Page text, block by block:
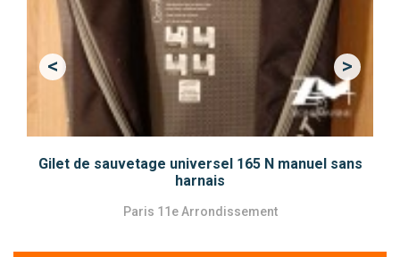
Gilet de sauvetage universel 165 N manuel sans
harnais
Paris 11e Arrondissement
<Previous >Next